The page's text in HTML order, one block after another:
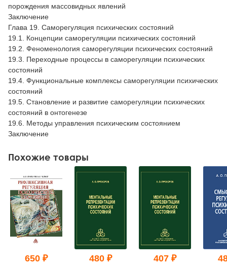
порождения массовидных явлений
Заключение
Глава 19. Саморегуляция психических состояний
19.1. Концепции саморегуляции психических состояний
19.2. Феноменология саморегуляции психических состояний
19.3. Переходные процессы в саморегуляции психических
состояний
19.4. Функциональные комплексы саморегуляции психических
состояний
19.5. Становление и развитие саморегуляции психических
состояний в онтогенезе
19.6. Методы управления психическим состоянием
Заключение
Похожие товары
650 ₽ 480 ₽ 407 ₽